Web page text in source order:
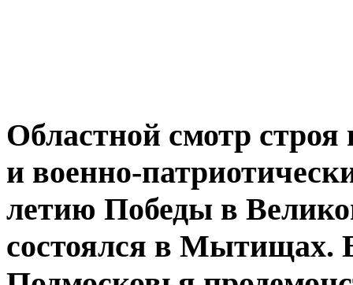
Областной смотр
и военно-
летию Победы в
состоялся в Мытищах.